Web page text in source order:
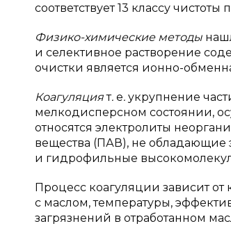
соответствует 13 классу
Физико-химические методы
и селективное растворение
очистки является ионно-
Коагуляцият. е. укрупнение
мелкодисперсном состоянии,
относятся электролиты
вещества (ПАВ), не обладающие
и гидрофильные
Процесс коагуляции зависит от
с маслом, температуры,
загрязнений в отработанном